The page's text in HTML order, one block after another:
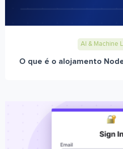
AI & Machine
O que é o alojamento